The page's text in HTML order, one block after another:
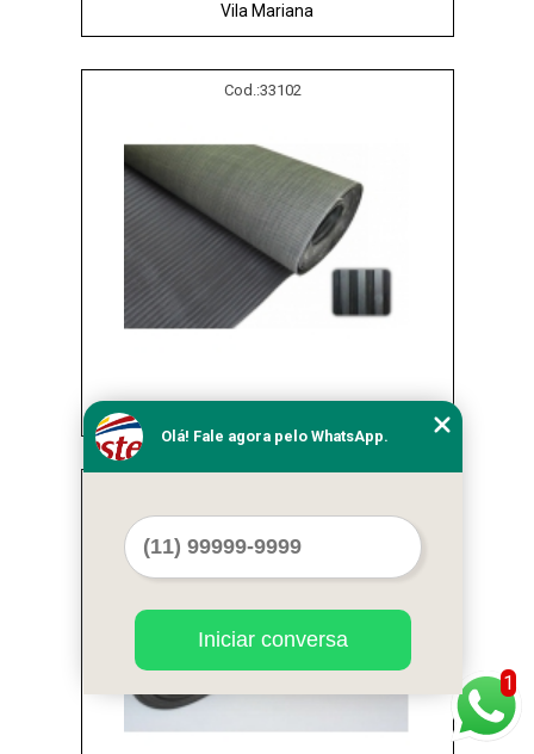
Vila Mariana
Cod.:33102
1
Olá! Fale agora pelo WhatsApp.
Iniciar conversa